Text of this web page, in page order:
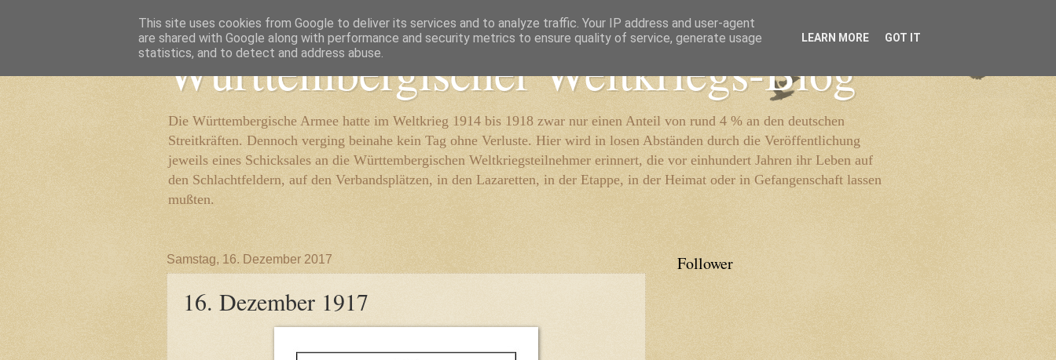
Württembergischer Weltkriegs-Blog
Die Württembergische Armee hatte im Weltkrieg 1914 bis 1918 zwar nur einen Anteil von rund 4 % an den deutschen
Streitkräften. Dennoch verging beinahe kein Tag ohne Verluste. Hier wird in losen Abständen durch die Veröffentlichung
jeweils eines Schicksales an die Württembergischen Weltkriegsteilnehmer erinnert, die vor einhundert Jahren ihr Leben auf
den Schlachtfeldern, auf den Verbandsplätzen, in den Lazaretten, in der Etappe, in der Heimat oder in Gefangenschaft lassen
mußten.
Samstag, 16. Dezember 2017
16. Dezember 1917
Follower
This site uses cookies from Google to deliver its services and to analyze traffic. Your IP address and user-agent
are shared with Google along with performance and security metrics to ensure quality of service, generate usage
statistics, and to detect and address abuse.
LEARN MORE GOT IT